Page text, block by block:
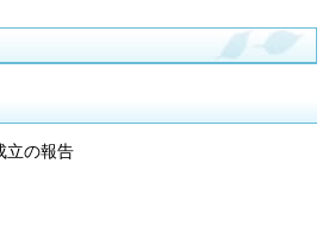
立の報告